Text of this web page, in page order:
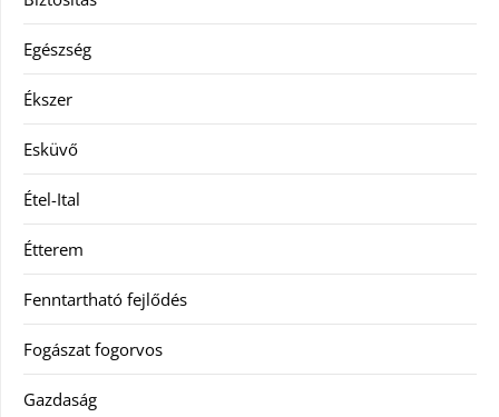
Egészség
Ékszer
Esküvő
Étel-Ital
Étterem
Fenntartható fejlődés
Fogászat fogorvos
Gazdaság